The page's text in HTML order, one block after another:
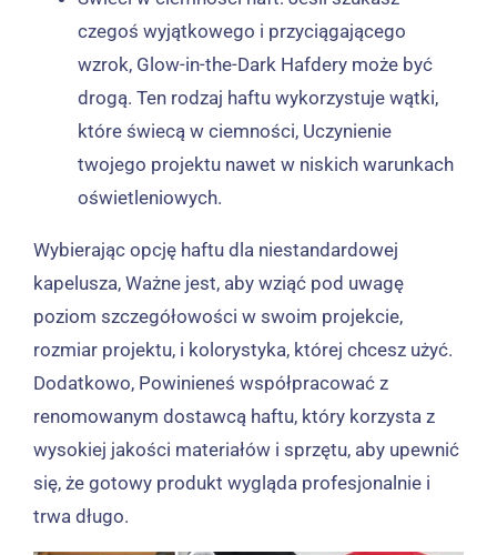
czegoś wyjątkowego i przyciągającego
wzrok, Glow-in-the-Dark Hafdery może być
drogą. Ten rodzaj haftu wykorzystuje wątki,
które świecą w ciemności, Uczynienie
twojego projektu nawet w niskich warunkach
oświetleniowych.
Wybierając opcję haftu dla niestandardowej
kapelusza, Ważne jest, aby wziąć pod uwagę
poziom szczegółowości w swoim projekcie,
rozmiar projektu, i kolorystyka, której chcesz użyć.
Dodatkowo, Powinieneś współpracować z
renomowanym dostawcą haftu, który korzysta z
wysokiej jakości materiałów i sprzętu, aby upewnić
się, że gotowy produkt wygląda profesjonalnie i
trwa długo.